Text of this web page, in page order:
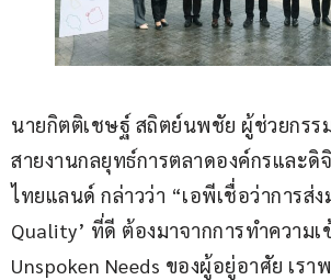
นายกิตติเชษฐ์ สถิตย์นพชัย ผู้ช่วยกรร
สายงานกลยุทธ์การตลาดองค์กรและดิ
ไทยแลนด์ กล่าวว่า “เอพีเชื่อว่าการส่ง
Quality’ ที่ดี ต้องมาจากการทำความเ
Unspoken Needs ของผู้อยู่อาศัย เรา